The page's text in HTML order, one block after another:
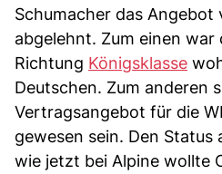
Schumacher das Angebot
abgelehnt. Zum einen war
Richtung Königsklasse
Deutschen. Zum anderen
Vertragsangebot für die
gewesen sein. Den Status
wie jetzt bei Alpine wollte